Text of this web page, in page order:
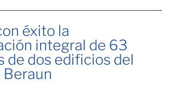
éxito la
integral de 63
de dos edificios del
Beraun